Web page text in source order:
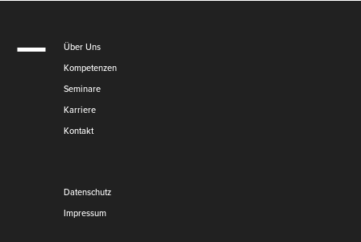
Über Uns
Kompetenzen
Seminare
Karriere
Kontakt
Datenschutz
Impressum